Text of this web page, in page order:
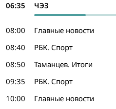
06:35
ЧЭЗ
08:00
Главные новости
08:40
РБК. Спорт
08:50
Таманцев. Итоги
09:35
РБК. Спорт
10:00
Главные новости